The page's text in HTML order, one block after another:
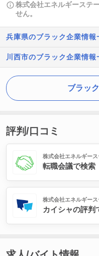
株式会社エネルギーステ
せん。
兵庫県のブラック企業情報
川西市のブラック企業情報
ブラッ
評判/口コミ
株式会社エネルギー
転職会議で検索
株式会社エネルギー
カイシャの評判